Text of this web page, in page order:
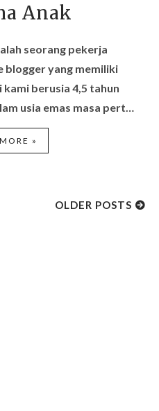
Anak
seorang pekerja
blogger yang memiliki
berusia 4,5 tahun
usia emas masa pert…
»
OLDER POSTS